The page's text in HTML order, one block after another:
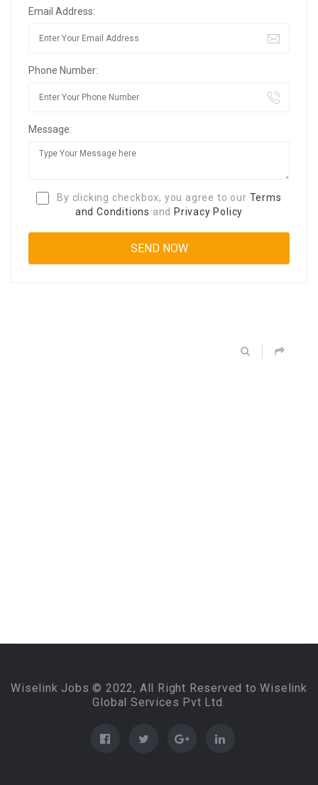
Email Address:
Phone Number:
Message:
By clicking checkbox, you agree to our Terms
and Conditions and Privacy Policy
Wiselink Jobs © 2022, All Right Reserved to Wiselink
Global Services Pvt Ltd.